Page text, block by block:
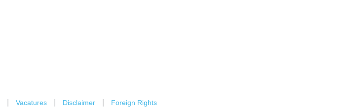
Vacatures Disclaimer Foreign Rights